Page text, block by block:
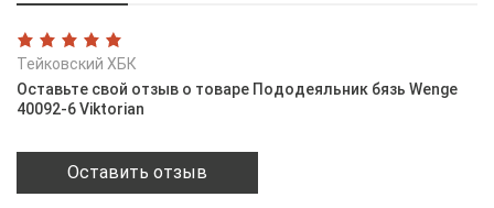
Тейковский ХБК
Оставьте свой отзыв о товаре Пододеяльник бязь Wenge
40092-6 Viktorian
Оставить отзыв